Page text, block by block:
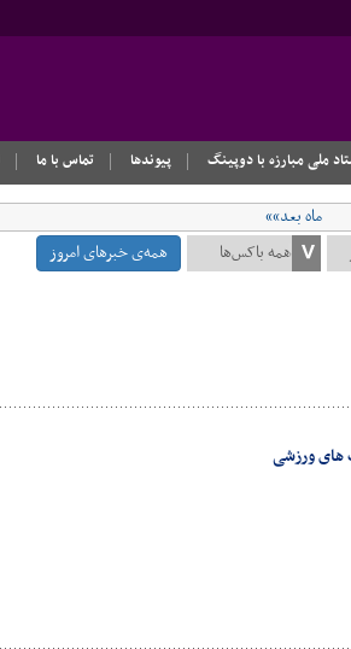
ملی مبارزه با دوپینگ پیوندها تماس با ما
ماه بعد»»
همه‌ی خبرهای امروز
های ورزشی